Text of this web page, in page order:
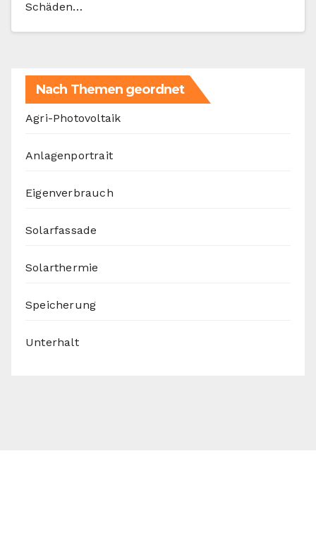
Schäden…
Nach Themen geordnet
Agri-Photovoltaik
Anlagenportrait
Eigenverbrauch
Solarfassade
Solarthermie
Speicherung
Unterhalt